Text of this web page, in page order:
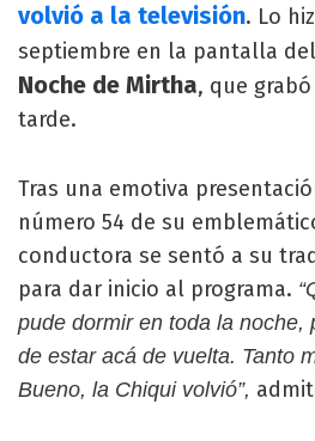
volvió a la televisión. Lo
septiembre en la pantalla del
Noche de Mirtha, que
tarde.
Tras una emotiva
número 54 de su
conductora se sentó a su
para dar inicio al programa.
pude dormir en toda la noche,
de estar acá de vuelta. Tanto
Bueno, la Chiqui volvió”,